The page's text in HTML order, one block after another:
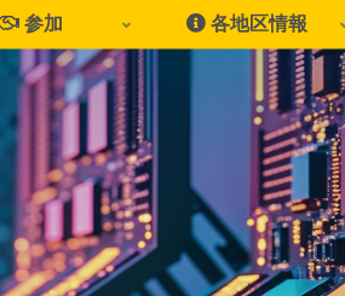
参加 各地区情報